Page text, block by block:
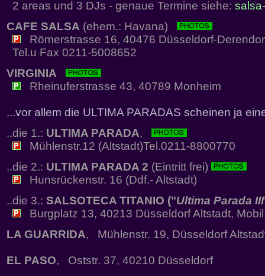
2 areas und 3 DJs - genaue Termine siehe:
CAFE SALSA (ehem.: Havana)
Römerstrasse 16, 40476 Düsseldorf-
Tel.u Fax 0211-5008652
VIRGINIA
Rheinuferstrasse 43, 40789 Monheim
...vor allem die ULTIMA PARADAS scheinen ja
..die 1.: ULTIMA PARADA,
Mühlenstr.12 (Altstadt)Tel.0211-8800770
..die 2.: ULTIMA PARADA 2 (Eintritt frei)
Hunsrückenstr. 16 (Ddf.- Altstadt)
..die 3.: SALSOTECA TITANIO ("Ultima Parada III
Burgplatz 13, 40213 Düsseldorf Altstadt,
LA GUARRIDA, Mühlenstr. 19, Düsseldorf
EL PASO, Oststr. 37, 40210 Düsseldorf